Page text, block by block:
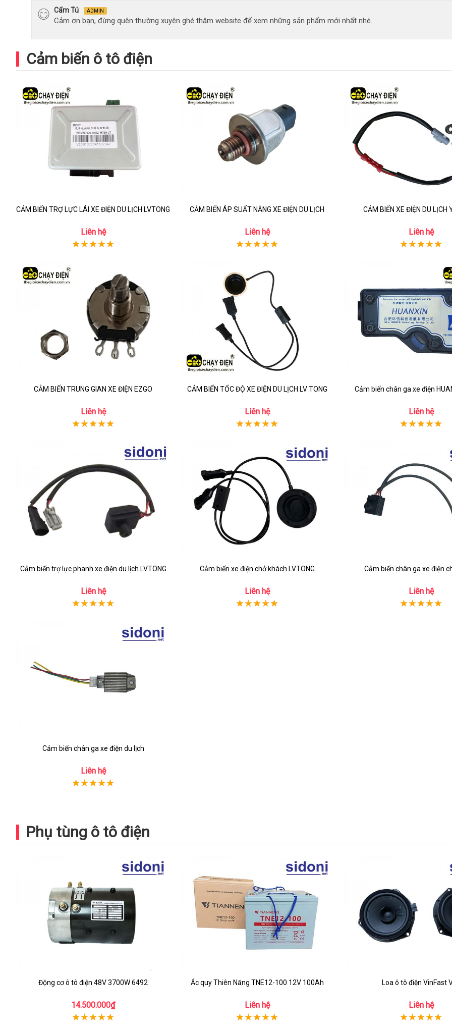
Cẩm Tú ADMIN
Cảm ơn bạn, đừng quên thường xuyên ghé thăm website để xem những sản phẩm mới nhất nhé.
Cảm biến ô tô điện
CẢM BIẾN TRỢ LỰC LÁI XE ĐIỆN DU LỊCH LVTONG
Liên hệ
CẢM BIẾN ÁP SUẤT NĂNG XE ĐIỆN DU LỊCH
Liên hệ
CẢM BIẾN XE ĐIỆN DU LỊCH
Liên hệ
CẢM BIẾN TRUNG GIAN XE ĐIỆN EZGO
Liên hệ
CẢM BIẾN TỐC ĐỘ XE ĐIỆN DU LỊCH LV TONG
Liên hệ
Cảm biến chân ga xe điện
Liên hệ
Cảm biến trợ lực phanh xe điện du lịch LVTONG
Liên hệ
Cảm biến xe điện chở khách LVTONG
Liên hệ
Cảm biến chân ga xe điện
Liên hệ
Cảm biến chân ga xe điện du lịch
Liên hệ
Phụ tùng ô tô điện
Động cơ ô tô điện 48V 3700W 6492
14.500.000₫
Ắc quy Thiên Năng TNE12-100 12V 100Ah
Liên hệ
Loa ô tô điện VinFast
Liên hệ